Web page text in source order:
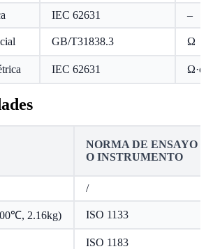
IEC 62631 –
GB/T31838.3 Ω
IEC 62631
NORMA DE ENSAYO
O INSTRUMENTO
/
2.16kg) ISO 1133
ISO 1183